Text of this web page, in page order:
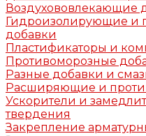
Воздухововлекающие
Гидроизолирующие и
добавки
Пластификаторы и
Противоморозные
Разные добавки и
Расширяющие и
Ускорители и
твердения
Закрепление